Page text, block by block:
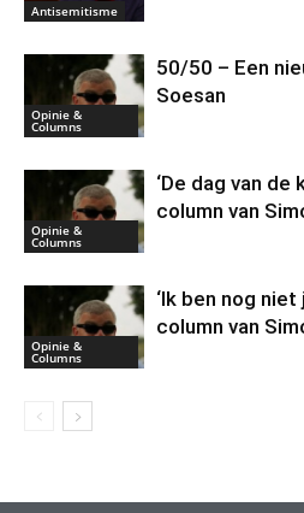
Antisemitisme
Opinie &
Columns
50/50 – Een
Soesan
Opinie &
Columns
‘De dag van de
column van
Opinie &
Columns
‘Ik ben nog niet
column van